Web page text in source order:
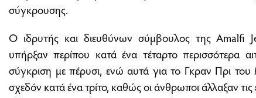
σύγκρουσης.
Ο ιδρυτής και διευθύνων σύμβουλος της Amalfi
υπήρξαν περίπου κατά ένα τέταρτο περισσότερα
σύγκριση με πέρυσι, ενώ αυτά για το Γκραν Πρι
σχεδόν κατά ένα τρίτο, καθώς οι άνθρωποι άλλαξαν τις